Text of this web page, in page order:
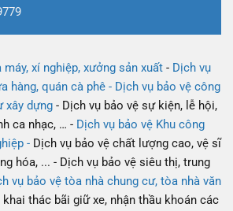
máy, xí nghiệp, xưởng sản xuất- Dịch vụ
hàng, quán cà phê - Dịch vụ bảo vệ công
xây dựng- Dịch vụ bảo vệ sự kiện, lễ hội,
ca nhạc, … - Dịch vụ bảo vệ Khu công
- Dịch vụ bảo vệ chất lượng cao, vệ sĩ
hóa, ... - Dịch vụ bảo vệ siêu thị, trung
vụ bảo vệ tòa nhà chung cư, tòa nhà văn
khai thác bãi giữ xe, nhận thầu khoán các